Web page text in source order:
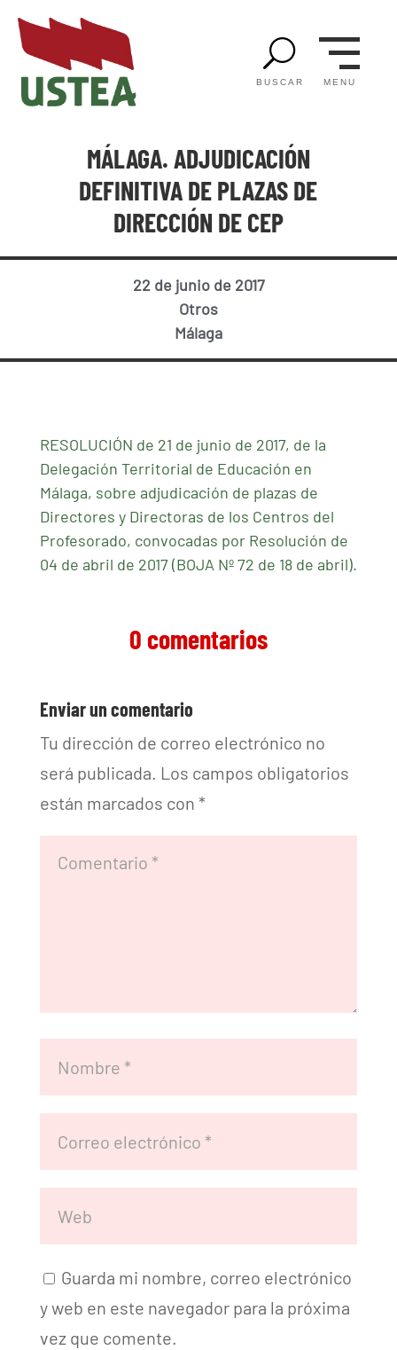
U
BUSCAR MENU
MÁLAGA. ADJUDICACIÓN
DEFINITIVA DE PLAZAS DE
DIRECCIÓN DE CEP
22 de junio de 2017
Otros
Málaga
RESOLUCIÓN de 21 de junio de 2017, de la
Delegación Territorial de Educación en
Málaga, sobre adjudicación de plazas de
Directores y Directoras de los Centros del
Profesorado, convocadas por Resolución de
04 de abril de 2017 (BOJA Nº 72 de 18 de abril).
0 comentarios
Enviar un comentario
Tu dirección de correo electrónico no
será publicada. Los campos obligatorios
están marcados con *
Guarda mi nombre, correo electrónico
y web en este navegador para la próxima
vez que comente.